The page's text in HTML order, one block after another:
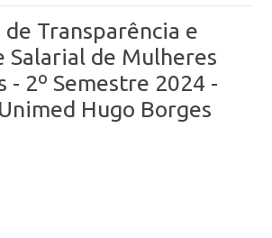
Transparência e
Salarial de Mulheres
- 2º Semestre 2024 -
Hugo Borges